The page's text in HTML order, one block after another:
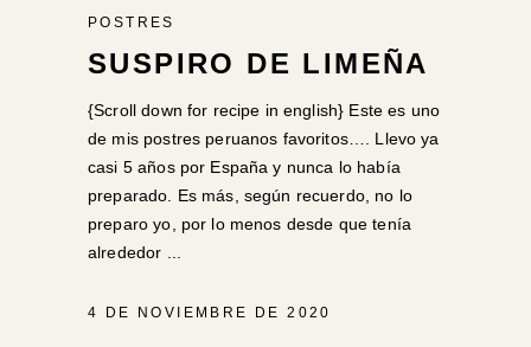
POSTRES
SUSPIRO DE LIMEÑA
{Scroll down for recipe in english} Este es uno
de mis postres peruanos favoritos…. Llevo ya
casi 5 años por España y nunca lo había
preparado. Es más, según recuerdo, no lo
preparo yo, por lo menos desde que tenía
alrededor
4 DE NOVIEMBRE DE 2020